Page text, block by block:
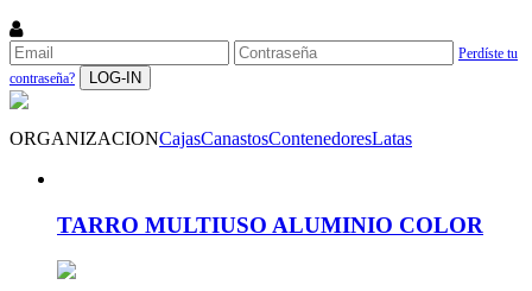
Perdíste tu
contraseña?
LOG-IN
ORGANIZACIONCajasCanastosContenedoresLatas
TARRO MULTIUSO ALUMINIO COLOR